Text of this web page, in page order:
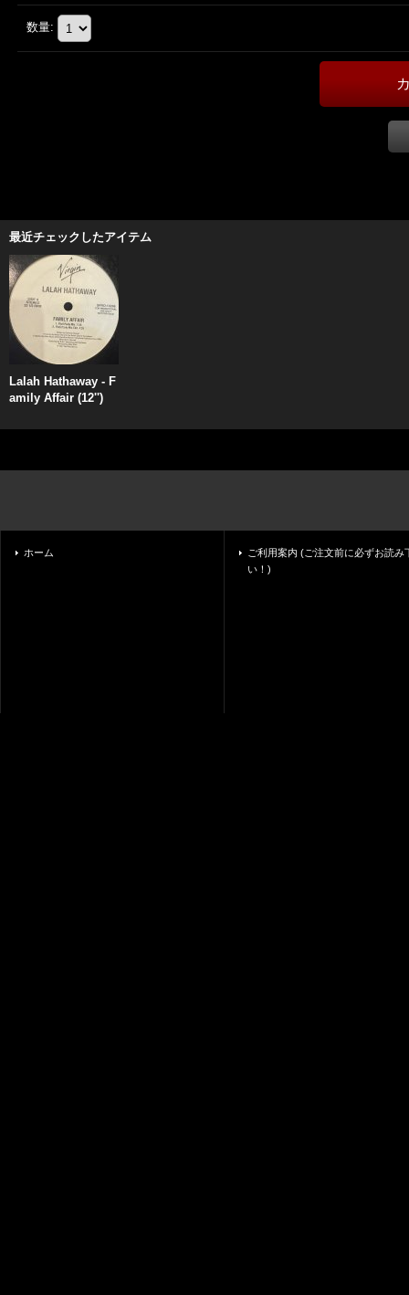
数量:
最近チェックしたアイテム
Lalah Hathaway - F
amily Affair (12'')
ホーム
ご利用案内 (ご注文前に必ずお読み
い！)